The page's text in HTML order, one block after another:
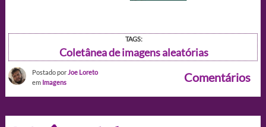
TAGS:
Coletânea de imagens aleatórias
Postado por Joe Loreto
em Imagens Comentários